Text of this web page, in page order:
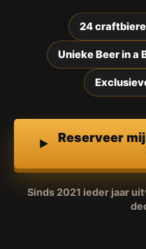
24
Unieke Beer in a
Reserveer
Sinds 2021 ieder jaar